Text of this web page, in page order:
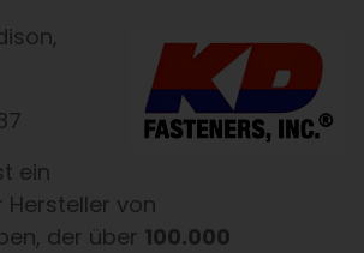
ein
von
der über 100.000